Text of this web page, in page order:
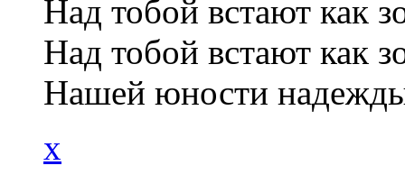
Над тобой встают как
Над тобой встают как
Нашей юности
x